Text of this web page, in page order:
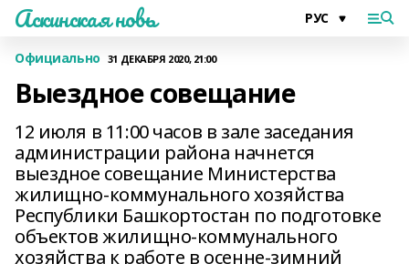
Аскинская новь
Официально 31 ДЕКАБРЯ 2020, 21:00
Выездное совещание
12 июля в 11:00 часов в зале заседания
администрации района начнется
выездное совещание Министерства
жилищно-коммунального хозяйства
Республики Башкортостан по подготовке
объектов жилищно-коммунального
хозяйства к работе в осенне-зимний